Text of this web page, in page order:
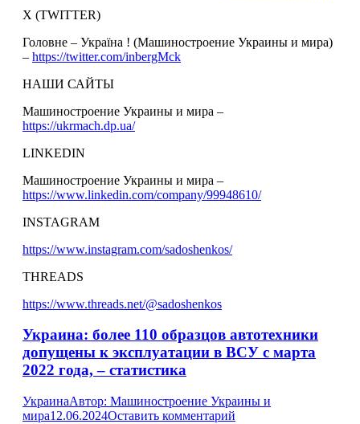
Х (TWITTER)
Головне – Україна ! (Машиностроение Украины и мира)
– https://twitter.com/inbergMck
НАШИ САЙТЫ
Машиностроение Украины и мира –
https://ukrmach.dp.ua/
LINKEDIN
Машиностроение Украины и мира –
https://www.linkedin.com/company/99948610/
INSTAGRAM
https://www.instagram.com/sadoshenkos/
THREADS
https://www.threads.net/@sadoshenkos
Украина: более 110 образцов автотехники
допущены к эксплуатации в ВСУ с марта
2022 года, – статистика
УкраинаАвтор: Машиностроение Украины и
мира12.06.2024Оставить комментарий